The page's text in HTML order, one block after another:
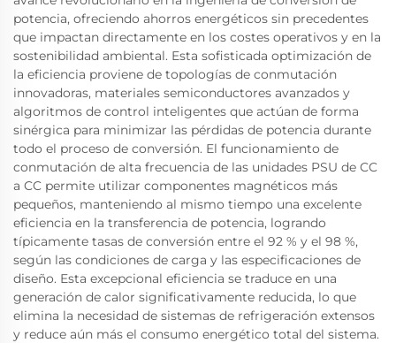
potencia, ofreciendo ahorros energéticos sin precedentes
que impactan directamente en los costes operativos y en la
sostenibilidad ambiental. Esta sofisticada optimización de
la eficiencia proviene de topologías de conmutación
innovadoras, materiales semiconductores avanzados y
algoritmos de control inteligentes que actúan de forma
sinérgica para minimizar las pérdidas de potencia durante
todo el proceso de conversión. El funcionamiento de
conmutación de alta frecuencia de las unidades PSU de CC
a CC permite utilizar componentes magnéticos más
pequeños, manteniendo al mismo tiempo una excelente
eficiencia en la transferencia de potencia, logrando
típicamente tasas de conversión entre el 92 % y el 98 %,
según las condiciones de carga y las especificaciones de
diseño. Esta excepcional eficiencia se traduce en una
generación de calor significativamente reducida, lo que
elimina la necesidad de sistemas de refrigeración extensos
y reduce aún más el consumo energético total del sistema.